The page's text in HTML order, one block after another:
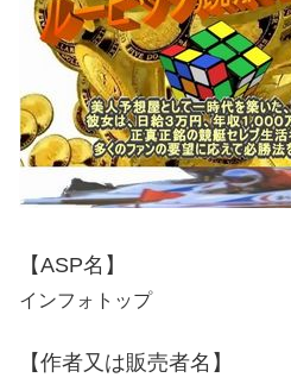
【ASP名】
インフォトップ
【作者又は販売者名】